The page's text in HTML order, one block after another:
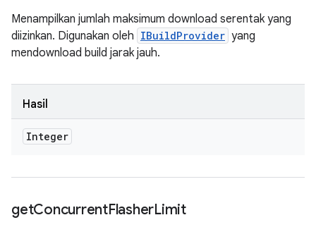
Menampilkan jumlah maksimum download serentak yang
diizinkan. Digunakan oleh IBuildProvider yang
mendownload build jarak jauh.
Hasil
Integer
getConcurrentFlasherLimit